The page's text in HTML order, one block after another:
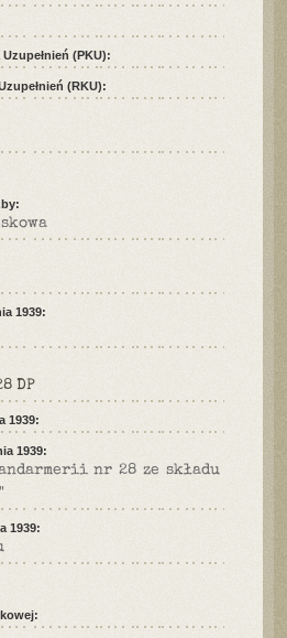
(PKU):
(RKU):
1939:
DP
1939:
1939:
nr 28 ze składu
1939: